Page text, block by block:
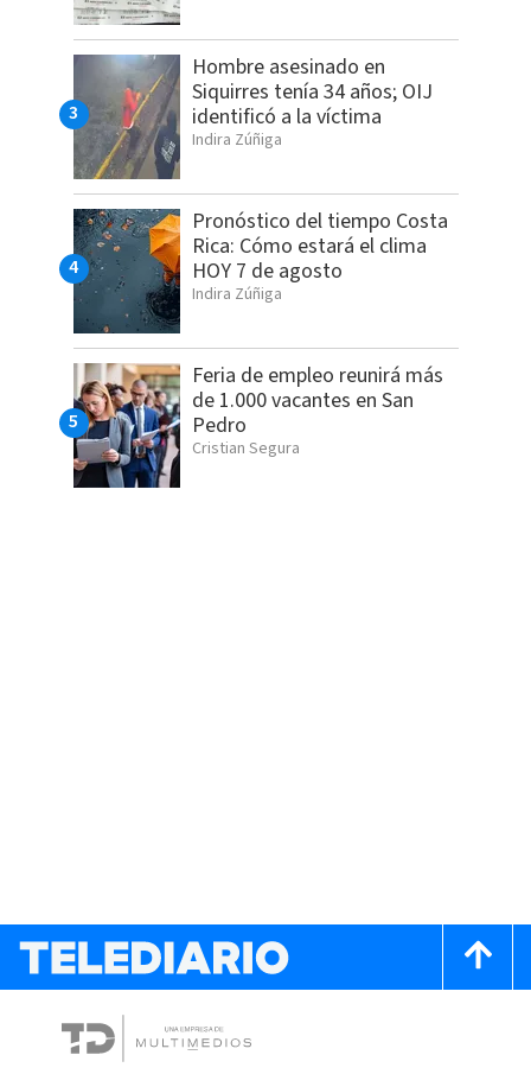
Hombre asesinado en
Siquirres tenía 34 años; OIJ
identificó a la víctima
Indira Zúñiga
Pronóstico del tiempo Costa
Rica: Cómo estará el clima
HOY 7 de agosto
Indira Zúñiga
Feria de empleo reunirá más
de 1.000 vacantes en San
Pedro
Cristian Segura